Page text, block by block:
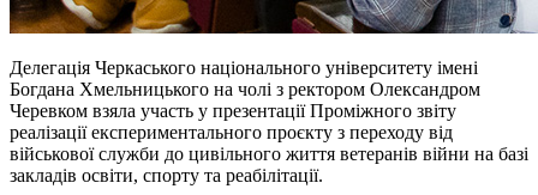
Делегація Черкаського національного університету імені
Богдана Хмельницького на чолі з ректором Олександром
Черевком взяла участь у презентації Проміжного звіту
реалізації експериментального проєкту з переходу від
військової служби до цивільного життя ветеранів війни на базі
закладів освіти, спорту та реабілітації.